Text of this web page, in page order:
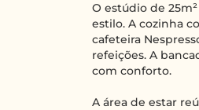
O estúdio de
estilo. A cozinha
cafeteira
refeições. A
com conforto.
A área de estar